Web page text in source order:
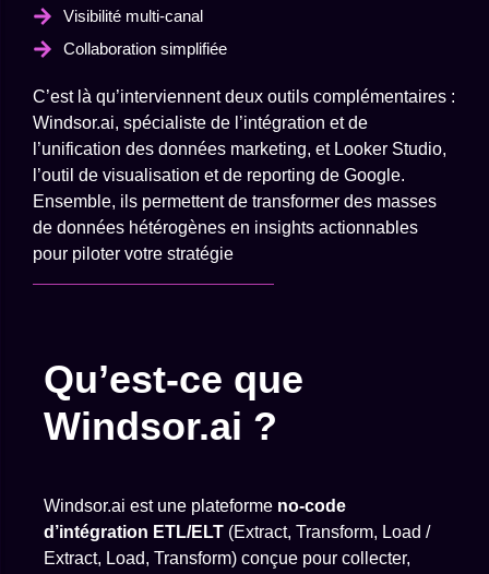
Visibilité multi-canal
Collaboration simplifiée
C’est là qu’interviennent deux outils complémentaires :
Windsor.ai, spécialiste de l’intégration et de
l’unification des données marketing, et Looker Studio,
l’outil de visualisation et de reporting de Google.
Ensemble, ils permettent de transformer des masses
de données hétérogènes en insights actionnables
pour piloter votre stratégie
Qu’est-ce que
Windsor.ai ?
Windsor.ai est une plateforme no-code
d’intégration ETL/ELT (Extract, Transform, Load /
Extract, Load, Transform) conçue pour collecter,